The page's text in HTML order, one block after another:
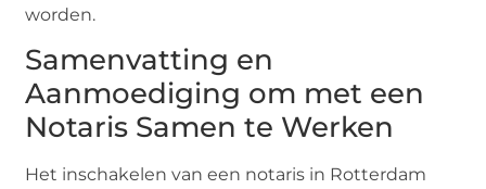
worden.
Samenvatting en
Aanmoediging om met een
Notaris Samen te Werken
Het inschakelen van een notaris in Rotterdam